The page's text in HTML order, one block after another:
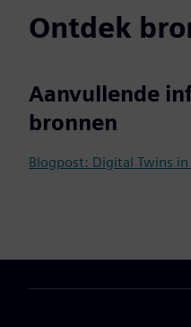
Ontdek
Aanvullende
bronnen
Blogpost: Digital Twins